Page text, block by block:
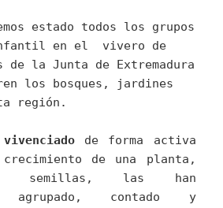
estado todos los grupos
en el vivero de
de la Junta de Extremadura
los bosques, jardines
región.
vivenciado de forma activa
de una planta,
semillas, las han
agrupado, contado y